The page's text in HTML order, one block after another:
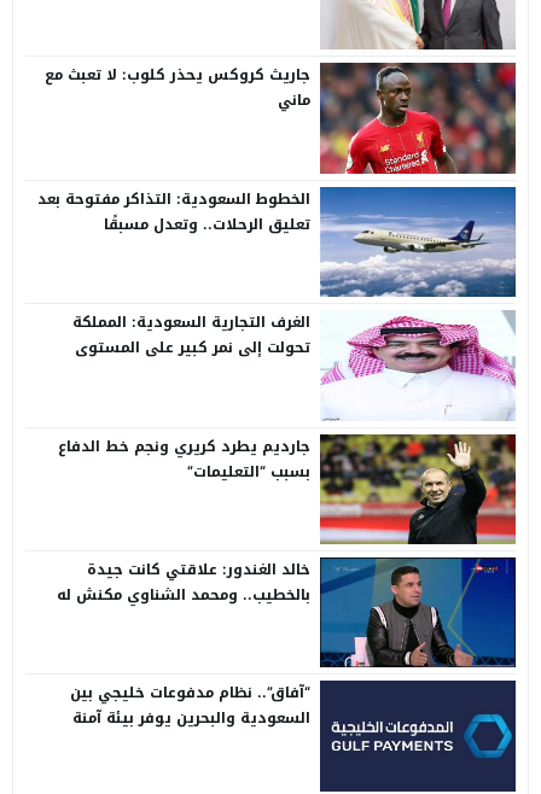
جاريث كروكس يحذر كلوب: لا تعبث مع
ماني
الخطوط السعودية: التذاكر مفتوحة بعد
تعليق الرحلات.. وتعدل مسبقًا
الغرف التجارية السعودية: المملكة
تحولت إلى نمر كبير على المستوى
جارديم يطرد كريري ونجم خط الدفاع
بسبب “التعليمات”
خالد الغندور: علاقتي كانت جيدة
بالخطيب.. ومحمد الشناوي مكنش له
“آفاق”.. نظام مدفوعات خليجي بين
السعودية والبحرين يوفر بيئة آمنة